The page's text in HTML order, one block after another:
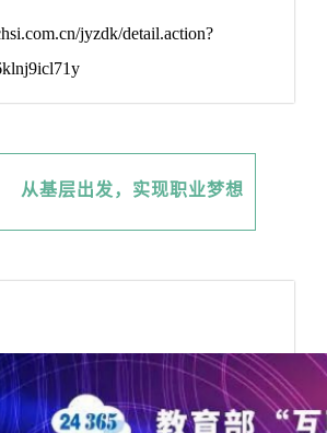
jyzdk/detail.action?
从基层出发，实现职业梦想